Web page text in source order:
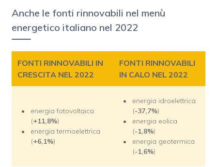
Anche le fonti rinnovabili nel menù
energetico italiano nel 2022
FONTI RINNOVABILI IN
CRESCITA NEL 2022
FONTI RINNOVABILI
IN CALO NEL 2022
energia fotovoltaica
(+11,8%)
energia termoelettrica
(+6,1%)
energia idroelettrica
(-37,7%)
energia eolica
(-1,8%)
energia geotermica
(-1,6%)